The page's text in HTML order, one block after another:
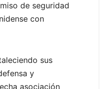
de seguridad
con
sus
y
asociación